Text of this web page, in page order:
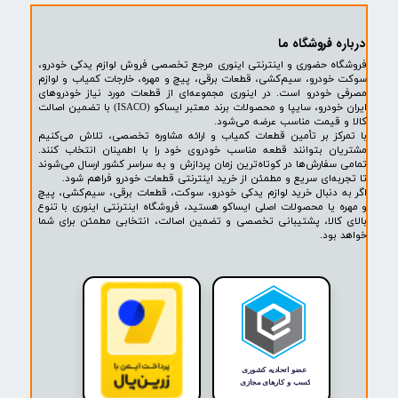
۱ ۲ ۳
حضوری و اینترنتی اینوری مرجع تخصصی فروش لوازم یدکی خودرو،
سیم‌کشی، قطعات برقی، پیچ و مهره، خارجات کمیاب و لوازم
است. در اینوری مجموعه‌ای از قطعات مورد نیاز خودروهای
پشتیبانی ۲۴ ساعته پرداخت در محل